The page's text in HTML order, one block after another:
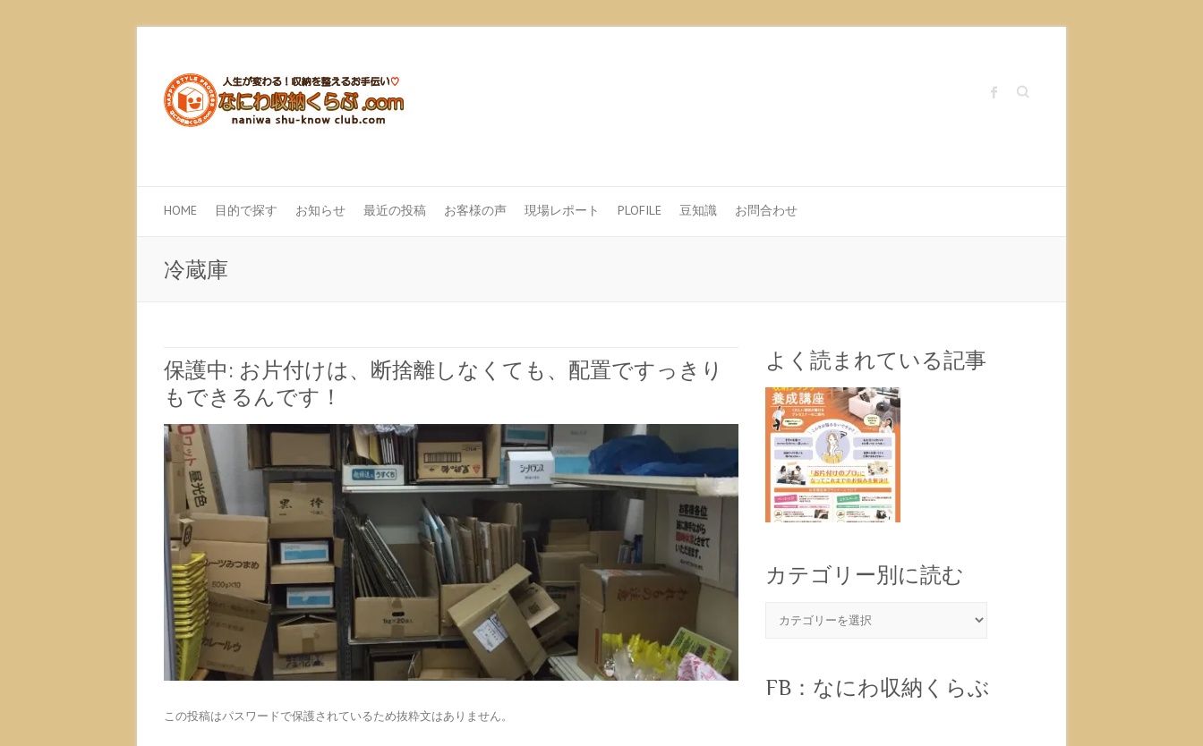
Search
HOME 目的で探す お知らせ 最近の投稿 お客様の声 現場レポート PLOFILE 豆知識 お問合わせ
冷蔵庫
保護中: お片付けは、断捨離しなくても、配置ですっきり
もできるんです！
この投稿はパスワードで保護されているため抜粋文はありません。
よく読まれている記事
カテゴリー別に読む
ー
別
FB：なにわ収納くらぶ